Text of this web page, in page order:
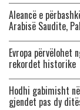
Aleancë e
Arabisë Saudite,
Evropa
rekordet historike
Hodhi gabimisht
gjendet pas dy